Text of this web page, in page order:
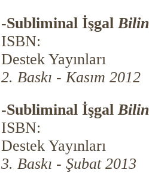
-Subliminal İşgal
ISBN:
Destek Yayınları
2. Baskı - Kasım 2012
-Subliminal İşgal
ISBN:
Destek Yayınları
3. Baskı - Şubat 2013